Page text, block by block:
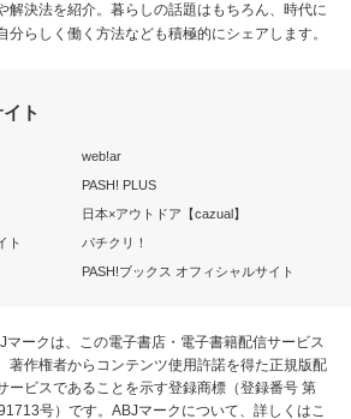
解決法を紹介。暮らしの話題はもちろん、時代に
分らしく働く方法なども積極的にシェアします。
ト
web!ar
PASH! PLUS
日本×アウトドア【cazual】
ト
パチクリ！
PASH!ブックス オフィシャルサイト
マークは、この電子書店・電子書籍配信サービス
著作権者からコンテンツ使用許諾を得た正規版配
ービスであることを示す登録商標（登録番号 第
号）です。ABJマークについて、詳しくはこ